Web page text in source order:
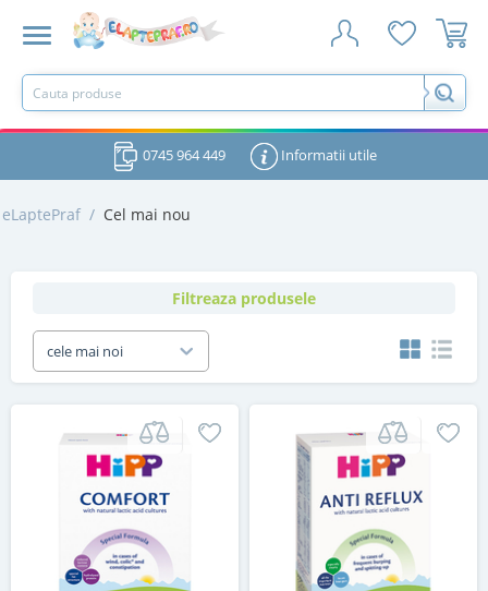
0745 964 449 Informatii utile
eLaptePraf / Cel mai nou
Filtreaza produsele
cele mai noi